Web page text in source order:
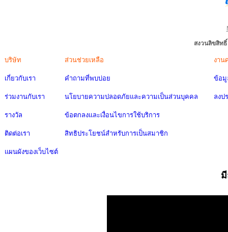
สงวนลิขสิท
บริษัท
เกี่ยวกับเรา
ร่วมงานกับเรา
รางวัล
ติดต่อเรา
แผนผังของเว็บไซต์
ส่วนช่วยเหลือ
คำถามที่พบบ่อย
นโยบายความปลอดภัยและความเป็นส่วนบุคคล
ข้อตกลงและเงื่อนไขการใช้บริการ
สิทธิประโยชน์สำหรับการเป็นสมาชิก
งาน
ข้อมู
ลงป